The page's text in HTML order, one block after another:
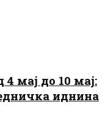
мај до 10 мај:
иднина